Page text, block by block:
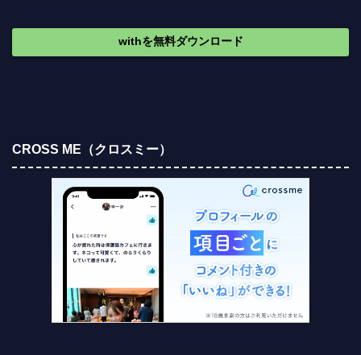
withを無料ダウンロード
CROSS ME（クロスミー）